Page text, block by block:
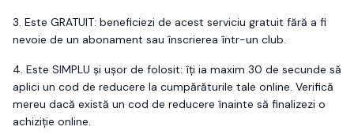
3. Este GRATUIT: beneficiezi de acest serviciu gratuit fără a fi
nevoie de un abonament sau înscrierea într-un club.
4. Este SIMPLU și ușor de folosit: îți ia maxim 30 de secunde să
aplici un cod de reducere la cumpărăturile tale online. Verifică
mereu dacă există un cod de reducere înainte să finalizezi o
achiziție online.